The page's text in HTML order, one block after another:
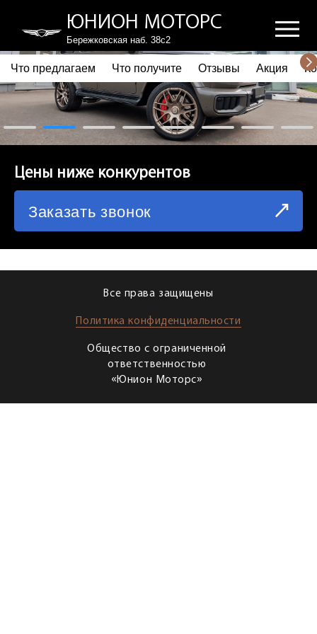
ЮНИОН МОТОРС
Бережковская наб. 38с2
ПОЧЕМУ ВЫБИРАЮТ НАС
ЧТО ПРЕДЛАГАЕМ
ЧТО ПОЛУЧИТЕ
СХЕМА ПРОЕЗДА
Что предлагаем Что получите Отзывы Акция
Цены ниже конкурентов
Заказать звонок
Все права защищены
Политика конфиденциальности
Общество с ограниченной
ответственностью
«Юнион Моторс»